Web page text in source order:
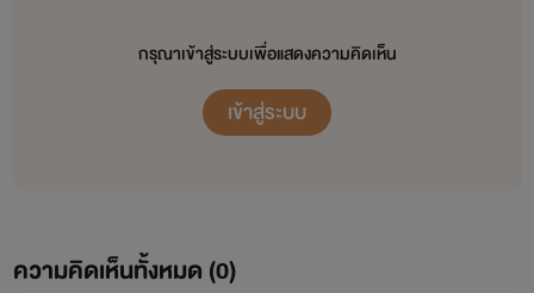
กรุณาเข้าสู่ระบบเพื่อแสดงความคิดเห็น
เข้าสู่ระบบ
ความคิดเห็นทั้งหมด (0)